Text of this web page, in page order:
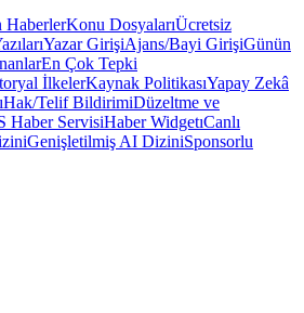
HaberlerKonu DosyalarıÜcretsiz
Yazar GirişiAjans/Bayi GirişiGünün
En Çok Tepki
İlkelerKaynak PolitikasıYapay Zekâ
Hak/Telif BildirimiDüzeltme ve
Haber ServisiHaber WidgetıCanlı
Genişletilmiş AI DiziniSponsorlu